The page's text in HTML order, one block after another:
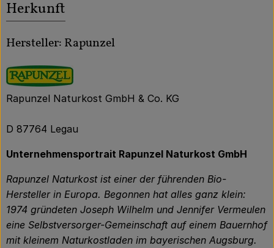
Herkunft
Hersteller: Rapunzel
Rapunzel Naturkost GmbH & Co. KG
D 87764 Legau
Unternehmensportrait Rapunzel Naturkost GmbH
Rapunzel Naturkost ist einer der führenden Bio-
Hersteller in Europa. Begonnen hat alles ganz klein:
1974 gründeten Joseph Wilhelm und Jennifer Vermeulen
eine Selbstversorger-Gemeinschaft auf einem Bauernhof
mit kleinem Naturkostladen im bayerischen Augsburg.